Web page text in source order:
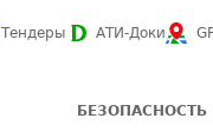
Тендеры АТИ-Доки
БЕЗОПАСНОСТЬ